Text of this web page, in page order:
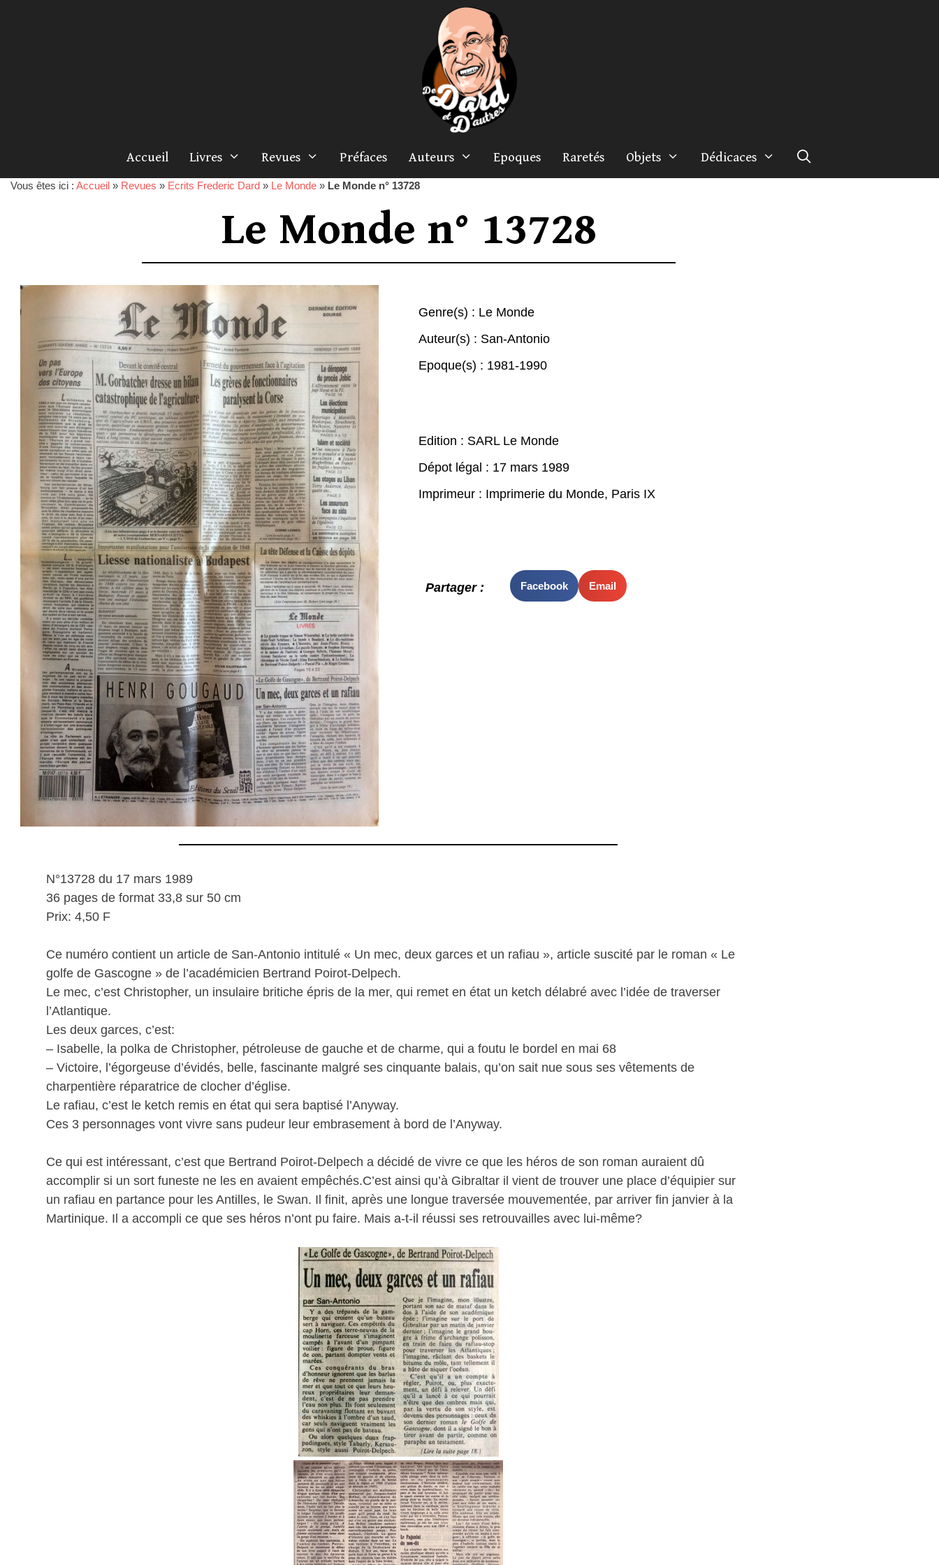
Accueil Livres Revues Préfaces Auteurs Epoques Raretés Objets Dédicaces
Vous êtes ici : Accueil » Revues » Ecrits Frederic Dard » Le Monde » Le Monde n° 13728
Le Monde n° 13728
Genre(s) : Le Monde
Auteur(s) : San-Antonio
Epoque(s) : 1981-1990
Edition : SARL Le Monde
Dépot légal : 17 mars 1989
Imprimeur : Imprimerie du Monde, Paris IX
Partager : Facebook Email
N°13728 du 17 mars 1989
36 pages de format 33,8 sur 50 cm
Prix: 4,50 F
Ce numéro contient un article de San-Antonio intitulé « Un mec, deux garces et un rafiau », article suscité par le roman « Le
golfe de Gascogne » de l’académicien Bertrand Poirot-Delpech.
Le mec, c’est Christopher, un insulaire britiche épris de la mer, qui remet en état un ketch délabré avec l’idée de traverser
l’Atlantique.
Les deux garces, c’est:
– Isabelle, la polka de Christopher, pétroleuse de gauche et de charme, qui a foutu le bordel en mai 68
– Victoire, l’égorgeuse d’évidés, belle, fascinante malgré ses cinquante balais, qu’on sait nue sous ses vêtements de
charpentière réparatrice de clocher d’église.
Le rafiau, c’est le ketch remis en état qui sera baptisé l’Anyway.
Ces 3 personnages vont vivre sans pudeur leur embrasement à bord de l’Anyway.
Ce qui est intéressant, c’est que Bertrand Poirot-Delpech a décidé de vivre ce que les héros de son roman auraient dû
accomplir si un sort funeste ne les en avaient empêchés.C’est ainsi qu’à Gibraltar il vient de trouver une place d’équipier sur
un rafiau en partance pour les Antilles, le Swan. Il finit, après une longue traversée mouvementée, par arriver fin janvier à la
Martinique. Il a accompli ce que ses héros n’ont pu faire. Mais a-t-il réussi ses retrouvailles avec lui-même?